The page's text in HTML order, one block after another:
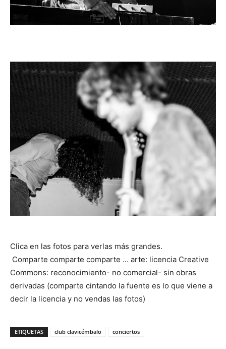
Clica en las fotos para verlas más grandes.
Comparte comparte comparte … arte: licencia Creative
Commons: reconocimiento- no comercial- sin obras
derivadas (comparte cintando la fuente es lo que viene a
decir la licencia y no vendas las fotos)
ETIQUETAS club clavicémbalo conciertos